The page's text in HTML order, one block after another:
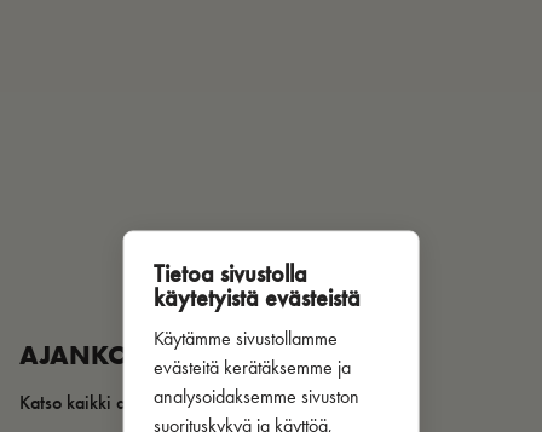
Tietoa sivustolla
käytetyistä evästeistä
Käytämme sivustollamme
evästeitä kerätäksemme ja
analysoidaksemme sivuston
suorituskykyä ja käyttöä,
AJANKOHTAISTA
Katso kaikki artikkelit